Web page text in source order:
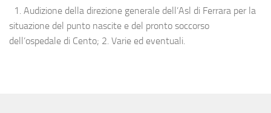
1. Audizione della direzione generale dell’Asl di Ferrara per la
situazione del punto nascite e del pronto soccorso
dell’ospedale di Cento; 2. Varie ed eventuali.